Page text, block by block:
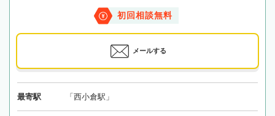
初回相談無料
メールする
最寄駅 「西小倉駅」